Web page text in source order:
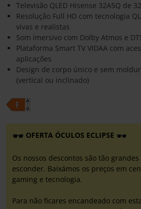
Televisão QLED Hisense 32A5Q de
Resolução Full HD com tecnologia
vivas e realistas
Som imersivo com Dolby Atmos e
Plataforma Smart TV VIDAA com
aplicações
Design de corpo único e sem
(vertical ou inclinado)
OFERTA ÓCULOS ECLIPSE
Os nossos descontos são tão
esconder. Baixámos os preços em
gaming e tecnologia.
Para não ficares encandeado com